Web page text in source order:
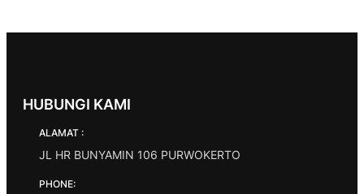
HUBUNGI KAMI
ALAMAT :
JL HR BUNYAMIN 106 PURWOKERTO
PHONE: